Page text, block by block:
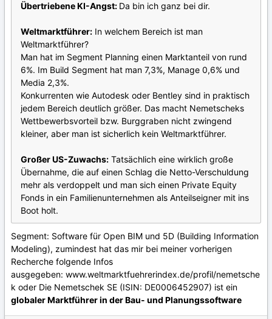
Übertriebene KI-Angst: Da bin ich ganz bei dir.
Weltmarktführer: In welchem Bereich ist man
Weltmarktführer?
Man hat im Segment Planning einen Marktanteil von rund
6%. Im Build Segment hat man 7,3%, Manage 0,6% und
Media 2,3%.
Konkurrenten wie Autodesk oder Bentley sind in praktisch
jedem Bereich deutlich größer. Das macht Nemetscheks
Wettbewerbsvorteil bzw. Burggraben nicht zwingend
kleiner, aber man ist sicherlich kein Weltmarktführer.
Großer US-Zuwachs: Tatsächlich eine wirklich große
Übernahme, die auf einen Schlag die Netto-Verschuldung
mehr als verdoppelt und man sich einen Private Equity
Fonds in ein Familienunternehmen als Anteilseigner mit ins
Boot holt.
Segment: Software für Open BIM und 5D (Building Information
Modeling), zumindest hat das mir bei meiner vorherigen
Recherche folgende Infos
ausgegeben: www.weltmarktfuehrerindex.de/profil/nemetsche
k oder Die Nemetschek SE (ISIN: DE0006452907) ist ein
globaler Marktführer in der Bau- und Planungssoftware